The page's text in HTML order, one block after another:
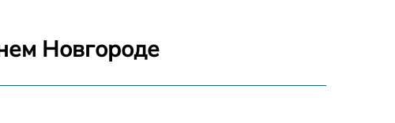
995 р
Новгороде